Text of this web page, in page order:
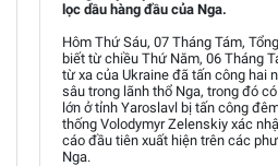
lọc dầu hàng đầu của Nga.
Hôm Thứ Sáu, 07 Tháng Tám,
biết từ chiều Thứ Năm, 06 Tháng
từ xa của Ukraine đã tấn công hai
sâu trong lãnh thổ Nga, trong đó
lớn ở tỉnh Yaroslavl bị tấn công
thống Volodymyr Zelenskiy xác
cáo đầu tiên xuất hiện trên các
Nga.